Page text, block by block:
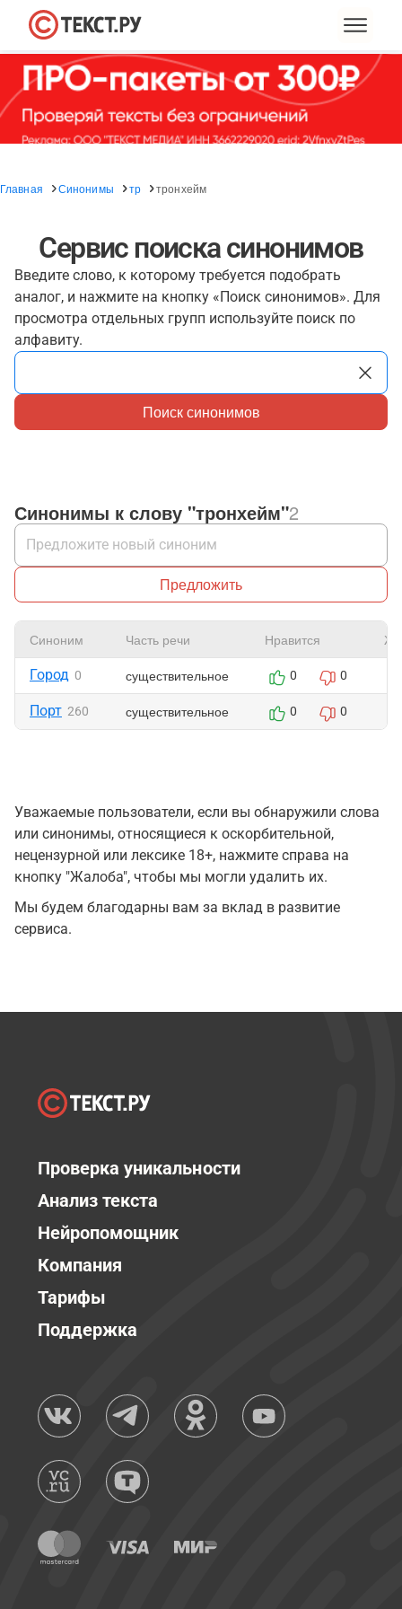
Главная Синонимы тр тронхейм
Сервис поиска синонимов
Введите слово, к которому требуется подобрать
аналог, и нажмите на кнопку «Поиск синонимов». Для
просмотра отдельных групп используйте поиск по
алфавиту.
Поиск синонимов
Синонимы к слову "тронхейм"2
Предложить
Синоним Часть речи Нравится
Город 0 существительное 0 0
Порт 260 существительное 0 0
Уважаемые пользователи, если вы обнаружили слова
или синонимы, относящиеся к оскорбительной,
нецензурной или лексике 18+, нажмите справа на
кнопку "Жалоба", чтобы мы могли удалить их.
Мы будем благодарны вам за вклад в развитие
сервиса.
Проверка уникальности
Анализ текста
Нейропомощник
Компания
Тарифы
Поддержка